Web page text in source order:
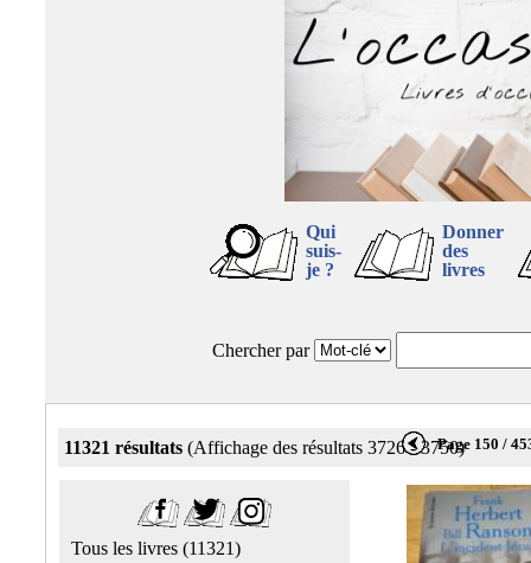
Qui
suis-
je ?
Donner
des
livres
Chercher par
11321 résultats (Affichage des résultats 3726 - 3750)Page 150 /
Tous les livres (11321)